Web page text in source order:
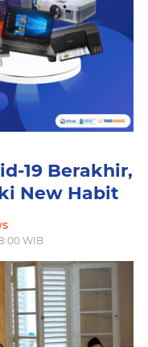
19 Berakhir,
New Habit
WIB